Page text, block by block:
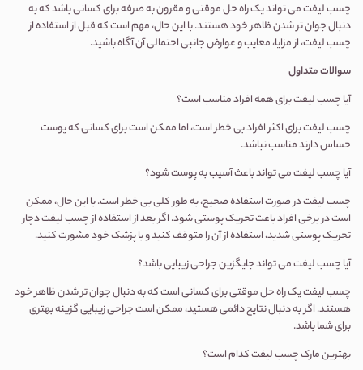
چسب لیفت می تواند یک راه حل موقتی و مقرون به صرفه برای کسانی باشد که به
دنبال جوان تر شدن ظاهر خود هستند. با این حال، مهم است که قبل از استفاده از
چسب لیفت، از مزایا، معایب و عوارض جانبی احتمالی آن آگاه باشید.
سوالات متداول
آیا چسب لیفت برای همه افراد مناسب است؟
چسب لیفت برای اکثر افراد بی خطر است، اما ممکن است برای کسانی که پوست
حساس دارند مناسب نباشد.
آیا چسب لیفت می تواند باعث آسیب به پوست شود؟
چسب لیفت در صورت استفاده صحیح، به طور کلی بی خطر است. با این حال، ممکن
است در برخی افراد باعث تحریک پوستی شود. اگر بعد از استفاده از چسب لیفت دچار
تحریک پوستی شدید، استفاده از آن را متوقف کنید و با پزشک خود مشورت کنید.
آیا چسب لیفت می تواند جایگزین جراحی زیبایی باشد؟
چسب لیفت یک راه حل موقتی برای کسانی است که به دنبال جوان تر شدن ظاهر خود
هستند. اگر به دنبال نتایج دائمی هستید، ممکن است جراحی زیبایی گزینه بهتری
برای شما باشد.
بهترین مارک چسب لیفت کدام است؟